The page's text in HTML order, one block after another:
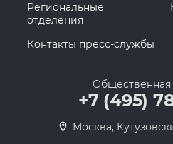
Региональные
отделения
Контакты пресс-службы
+7 (495)
Москва,